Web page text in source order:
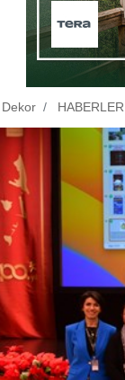
HABERLER